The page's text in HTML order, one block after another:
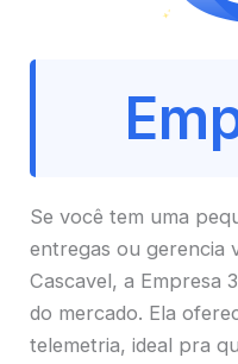
Se você tem uma
entregas ou gerencia
Cascavel, a Empresa
do mercado. Ela
telemetria, ideal pra